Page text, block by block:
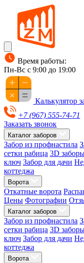
Время работы:
Пн-Вс с 9:00 до 19:00
Калькулятор
+7 (967) 555-74-71
Заказать звонок
Каталог заборов
Забор из профнастила
сетки рабица 3D
ключ Забор для дачи
коттеджа
Ворота
Откатные ворота
Цены Фотографии
Каталог заборов
Забор из профнастила
сетки рабица 3D
ключ Забор для дачи
коттеджа
Ворота